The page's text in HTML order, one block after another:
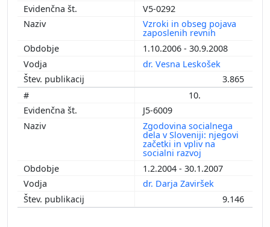
V5-0292
Vzroki in obseg pojava
zaposlenih revnih
1.10.2006 - 30.9.2008
dr. Vesna Leskošek
3.865
10.
J5-6009
Zgodovina socialnega
dela v Sloveniji: njegovi
začetki in vpliv na
socialni razvoj
1.2.2004 - 30.1.2007
dr. Darja Zaviršek
9.146